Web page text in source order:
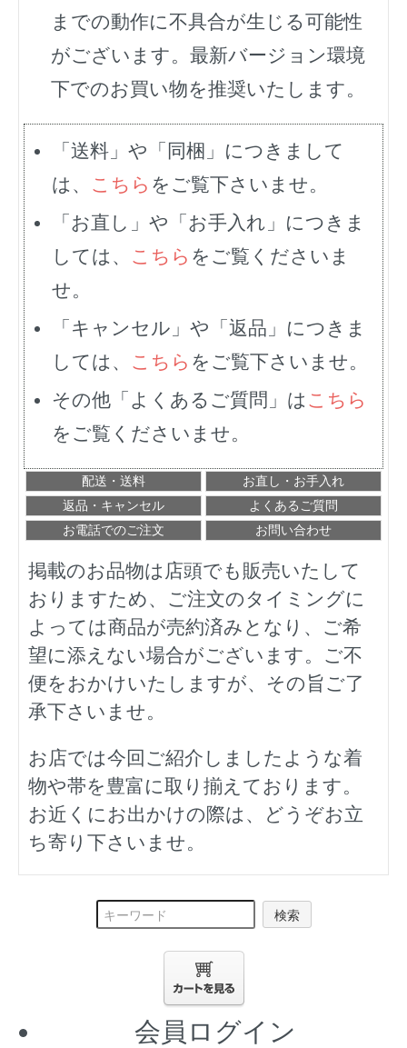
までの動作に不具合が生じる可能性
がございます。最新バージョン環境
下でのお買い物を推奨いたします。
「送料」や「同梱」につきまして
は、 こちら をご覧下さいませ。
「お直し」や「お手入れ」につきま
しては、 こちら をご覧くださいま
せ。
「キャンセル」や「返品」につきま
しては、 こちら をご覧下さいませ。
その他「よくあるご質問」は こちら
をご覧くださいませ。
配送・送料
お直し・お手入れ
返品・キャンセル
よくあるご質問
お電話でのご注文
お問い合わせ
掲載のお品物は店頭でも販売いたして
おりますため、ご注文のタイミングに
よっては商品が売約済みとなり、ご希
望に添えない場合がございます。ご不
便をおかけいたしますが、その旨ご了
承下さいませ。
お店では今回ご紹介しましたような着
物や帯を豊富に取り揃えております。
お近くにお出かけの際は、どうぞお立
ち寄り下さいませ。
検索
会員ログイン